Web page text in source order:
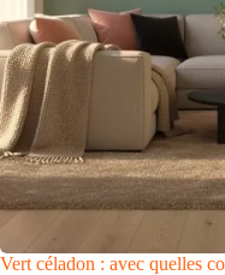
Vert céladon : avec quelles